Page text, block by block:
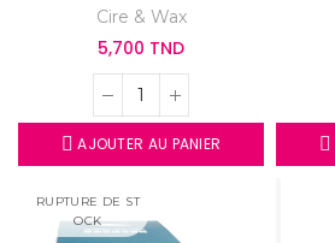
Cire & Wax
5,700 TND
AJOUTER AU PANIER
RUPTURE DE ST
OCK